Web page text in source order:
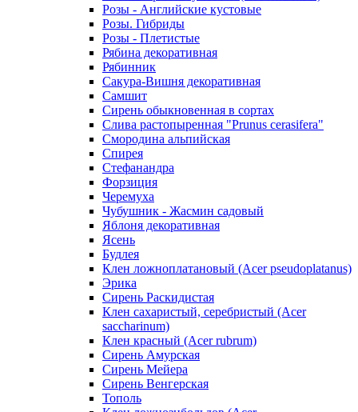
Розы - Английские кустовые
Розы. Гибриды
Розы - Плетистые
Рябина декоративная
Рябинник
Сакура-Вишня декоративная
Самшит
Сирень обыкновенная в сортах
Слива растопыренная "Prunus cerasifera"
Смородина альпийская
Спирея
Стефанандра
Форзиция
Черемуха
Чубушник - Жасмин садовый
Яблоня декоративная
Ясень
Будлея
Клен ложноплатановый (Acer pseudoplatanus)
Эрика
Сирень Раскидистая
Клен сахаристый, серебристый (Acer
saccharinum)
Клен красный (Acer rubrum)
Сирень Амурская
Сирень Мейера
Сирень Венгерская
Тополь